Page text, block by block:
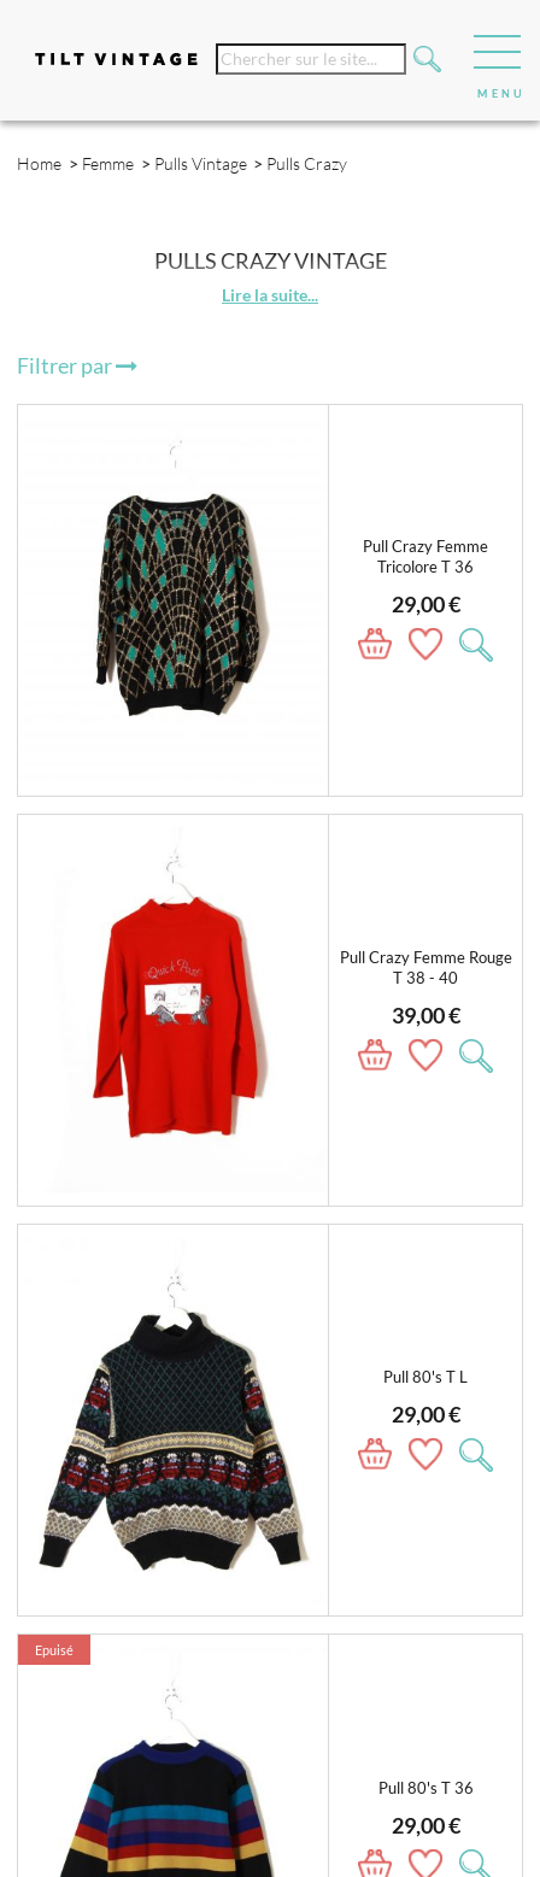
Home > Femme > Pulls Vintage > Pulls Crazy
PULLS CRAZY VINTAGE
Filtrer par
Pull Crazy Femme
Tricolore T 36
29,00 €
Pull Crazy Femme Rouge
T 38 - 40
39,00 €
Pull 80's T L
29,00 €
Epuisé
Pull 80's T 36
29,00 €